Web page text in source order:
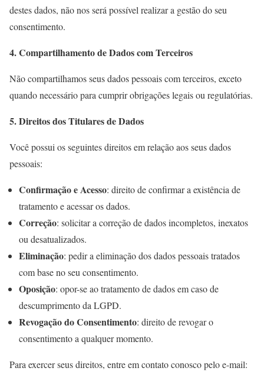
destes dados, não nos será possível realizar a gestão do seu
consentimento.
4. Compartilhamento de Dados com Terceiros
Não compartilhamos seus dados pessoais com terceiros, exceto
quando necessário para cumprir obrigações legais ou regulatórias.
5. Direitos dos Titulares de Dados
Você possui os seguintes direitos em relação aos seus dados
pessoais:
Confirmação e Acesso: direito de confirmar a existência de
tratamento e acessar os dados.
Correção: solicitar a correção de dados incompletos, inexatos
ou desatualizados.
Eliminação: pedir a eliminação dos dados pessoais tratados
com base no seu consentimento.
Oposição: opor-se ao tratamento de dados em caso de
descumprimento da LGPD.
Revogação do Consentimento: direito de revogar o
consentimento a qualquer momento.
Para exercer seus direitos, entre em contato conosco pelo e-mail: